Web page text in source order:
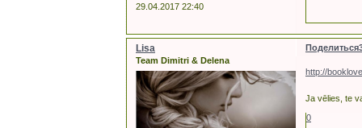
29.04.2017 22:40
Поделиться
Lisa
Team Dimitri & Delena
http://
Ja vēlies, te
0